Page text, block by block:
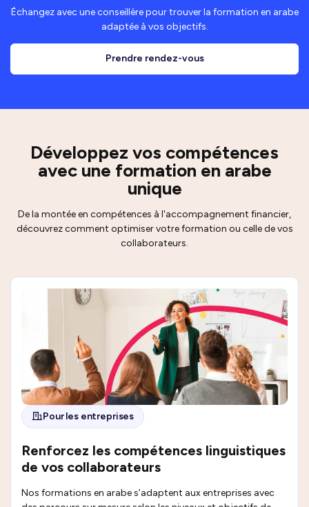
Échangez avec une conseillère pour trouver la formation en arabe
adaptée à vos objectifs.
Prendre rendez-vous
Développez vos compétences
avec une formation en arabe
unique
De la montée en compétences à l'accompagnement financier,
découvrez comment optimiser votre formation ou celle de vos
collaborateurs.
Pour les entreprises
Renforcez les compétences linguistiques
de vos collaborateurs
Nos formations en arabe s’adaptent aux entreprises avec